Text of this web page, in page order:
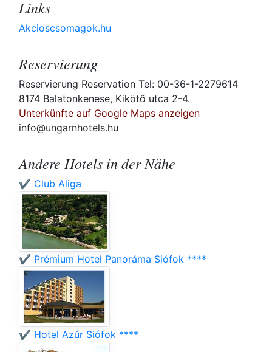
Links
Akcioscsomagok.hu
Reservierung
Reservierung Reservation Tel: 00-36-1-2279614
8174 Balatonkenese, Kikötő utca 2-4.
Unterkünfte auf Google Maps anzeigen
info@ungarnhotels.hu
Andere Hotels in der Nähe
✔️ Club Aliga
✔️ Prémium Hotel Panoráma Siófok ****
✔️ Hotel Azúr Siófok ****